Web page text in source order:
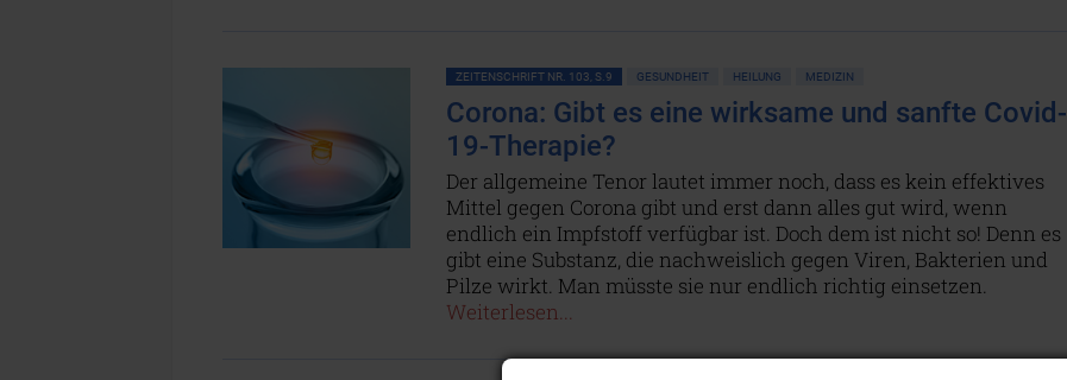
ZEITENSCHRIFT NR. 103, S.9 GESUNDHEIT HEILUNG MEDIZIN
Corona: Gibt es eine wirksame und sanfte Covid-
19-Therapie?
Der allgemeine Tenor lautet immer noch, dass es kein effektives
Mittel gegen Corona gibt und erst dann alles gut wird, wenn
endlich ein Impfstoff verfügbar ist. Doch dem ist nicht so! Denn es
gibt eine Substanz, die nachweislich gegen Viren, Bakterien und
Pilze wirkt. Man müsste sie nur endlich richtig einsetzen.
Weiterlesen...